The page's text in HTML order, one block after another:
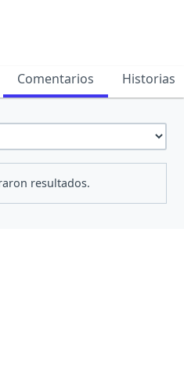
Comentarios Historias
resultados.